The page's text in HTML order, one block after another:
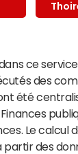
ce
des
été
Le calcul
partir des